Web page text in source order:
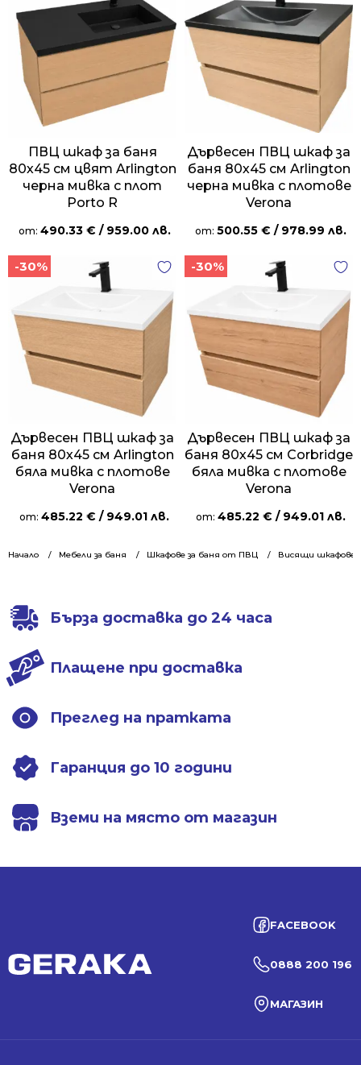
Начало Мебели за баня Шкафове за баня от ПВЦ Висящи шкафове
ПВЦ шкаф за баня
80х45 см цвят Arlington
черна мивка с плот
Porto R
от: 490.33 € / 959.00 лв.
Дървесен ПВЦ шкаф за
баня 80х45 см Arlington
черна мивка с плотове
Verona
от: 500.55 € / 978.99 лв.
-30%
Дървесен ПВЦ шкаф за
баня 80х45 см Arlington
бяла мивка с плотове
Verona
от: 485.22 € / 949.01 лв.
-30%
Дървесен ПВЦ шкаф за
баня 80х45 см Corbridge
бяла мивка с плотове
Verona
от: 485.22 € / 949.01 лв.
Бърза доставка до 24 часа
Плащене при доставка
Преглед на пратката
Гаранция до 10 години
Вземи на място от магазин
FACEBOOK
0888 200 196
МАГАЗИН